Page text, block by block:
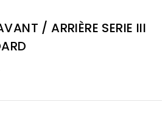
/ ARRIÈRE SERIE III